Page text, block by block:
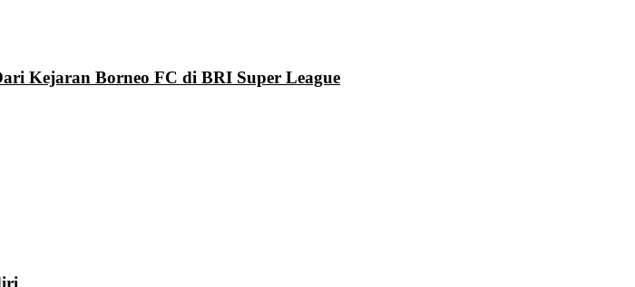
Kejaran Borneo FC di BRI Super League